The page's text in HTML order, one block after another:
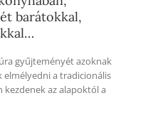
barátokkal,
gyűjteményét azoknak
elmélyedni a tradicionális
kezdenek az alapoktól a